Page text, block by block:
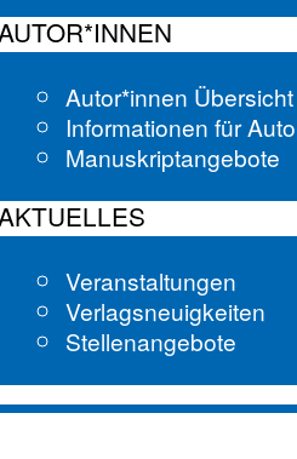
Autor*innen Übersicht
Informationen für
Manuskriptangebote
Veranstaltungen
Verlagsneuigkeiten
Stellenangebote